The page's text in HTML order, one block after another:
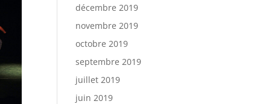
décembre 2019
novembre 2019
octobre 2019
septembre 2019
juillet 2019
juin 2019